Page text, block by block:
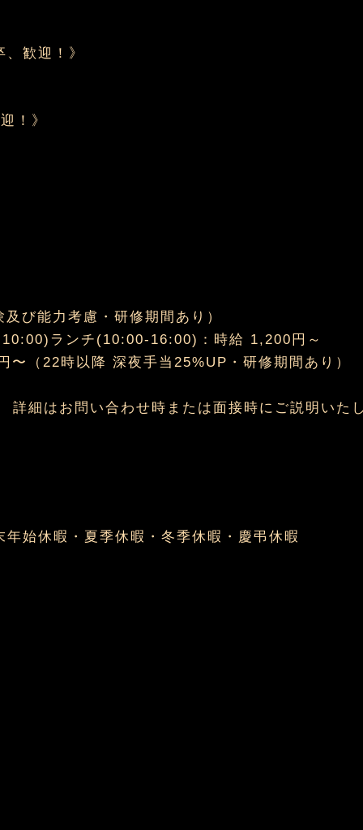
歓迎！》
！》
び能力考慮・研修期間あり）
ランチ(10:00-16:00)：時給 1,200円～
（22時以降 深夜手当25%UP・研修期間あり）
細はお問い合わせ時または面接時にご説明いた
始休暇・夏季休暇・冬季休暇・慶弔休暇